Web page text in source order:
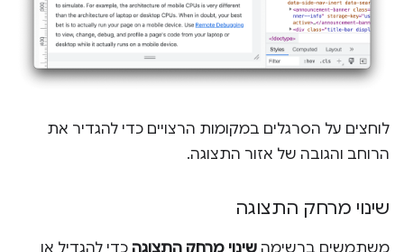
לוחצים על הסרגלים במקומות הרצויים כדי להגדיר את
הרוחב והגובה של אזור התצוגה.
שינוי מרחק התצוגה
משתמשים ברשימה שינוי מרחק התצוגה כדי להגדיל או